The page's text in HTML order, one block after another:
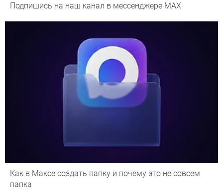
Подпишись на наш канал в мессенджере МАХ
Как в Максе создать папку и почему это не совсем
папка